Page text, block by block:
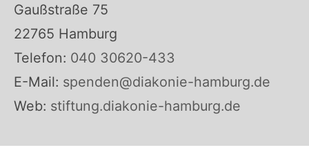
Gaußstraße 75
22765 Hamburg
Telefon: 040 30620-433
E-Mail: spenden@diakonie-hamburg.de
Web: stiftung.diakonie-hamburg.de